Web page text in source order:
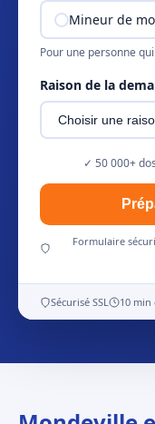
Mineur de
Pour une personne
Raison de la
✓ 50 000+
Formulaire
Sécurisé SSL 10 min